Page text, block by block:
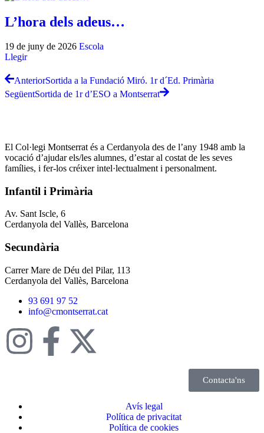
L’hora dels adeus…
19 de juny de 2026 Escola
Llegir
AnteriorSortida a la Fundació Miró. 1r d´Ed. Primària
SegüentSortida de 1r d’ESO a Montserrat
El Col·legi Montserrat és a Cerdanyola des de l’any 1948 amb la
vocació d’ajudar els/les alumnes, d’estar al costat de les seves
famílies, i fer-los créixer intel·lectualment i personalment.
Infantil i Primària
Av. Sant Iscle, 6
Cerdanyola del Vallès, Barcelona
Secundària
Carrer Mare de Déu del Pilar, 113
Cerdanyola del Vallès, Barcelona
93 691 97 52
info@cmontserrat.cat
Contacta'ns
Avís legal
Política de privacitat
Política de cookies